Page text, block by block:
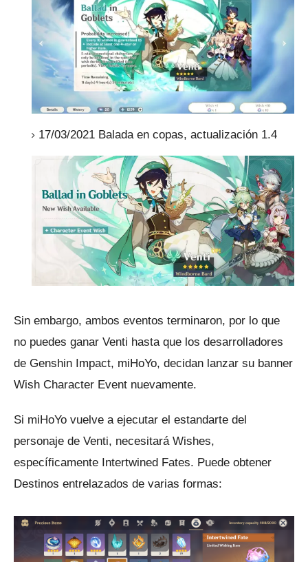
17/03/2021 Balada en copas, actualización 1.4
Sin embargo, ambos eventos terminaron, por lo que
no puedes ganar Venti hasta que los desarrolladores
de Genshin Impact, miHoYo, decidan lanzar su banner
Wish Character Event nuevamente.
Si miHoYo vuelve a ejecutar el estandarte del
personaje de Venti, necesitará Wishes,
específicamente Intertwined Fates. Puede obtener
Destinos entrelazados de varias formas: